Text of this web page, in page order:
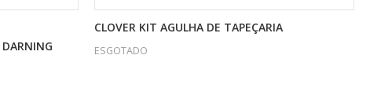
CLOVER KIT AGULHA DE TAPEÇARIA
ESGOTADO